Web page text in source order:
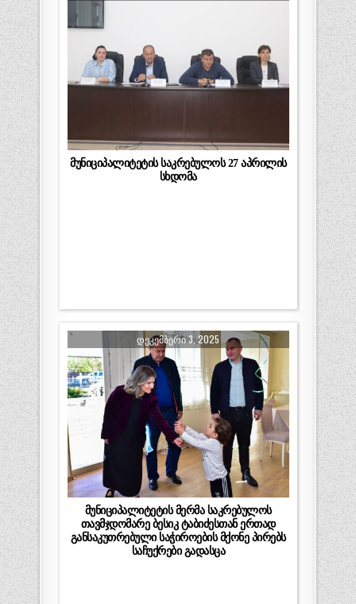
მუნიციპალიტეტის საკრებულოს 27 აპრილის
სხდომა
ᲓᲔᲙᲔᲛᲑᲔᲠᲘ 3, 2025
მუნიციპალიტეტის მერმა საკრებულოს
თავმჯდომარე ბესიკ ტაბიძესთან ერთად
განსაკუთრებული საჭიროების მქონე პირებს
საჩუქრები გადასცა